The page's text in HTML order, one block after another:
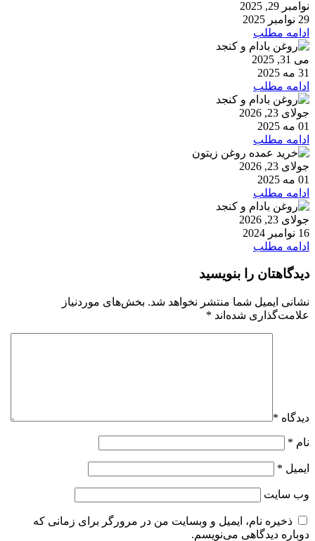
نوامبر 29, 2025
29 نوامبر 2025
ادامه مطلب
می 31, 2025
31 مه 2025
ادامه مطلب
جولای 23, 2026
01 مه 2025
ادامه مطلب
جولای 23, 2026
01 مه 2025
ادامه مطلب
جولای 23, 2026
16 نوامبر 2024
ادامه مطلب
دیدگاهتان را بنویسید
نشانی ایمیل شما منتشر نخواهد شد. بخش‌های موردنیاز
علامت‌گذاری شده‌اند *
دیدگاه *
نام *
ایمیل *
وب‌ سایت
ذخیره نام، ایمیل و وبسایت من در مرورگر برای زمانی که
دوباره دیدگاهی می‌نویسم.